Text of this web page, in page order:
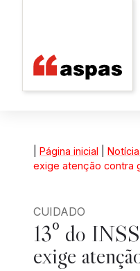
Página inicial
exige atenção contra
CUIDADO
13º do
exige